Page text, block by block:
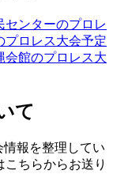
センターのプロレ
プロレス大会予定
会館のプロレス大
て
報を整理してい
ちらからお送り